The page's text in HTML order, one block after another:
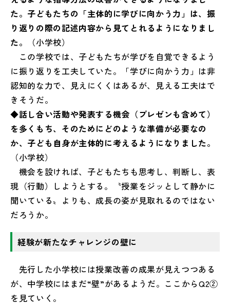
た。子どもたちの「主体的に学びに向かう力」は、振
り返りの際の記述内容から見てとれるようになりまし
た。
（小学校）
この学校では、子どもたちが学びを自覚できるよう
に振り返りを工夫していた。「学びに向かう力」は非
認知的な力で、見えにくくはあるが、見える工夫はで
きそうだ。
◆話し合い活動や発表する機会（プレゼンも含めて）
を多くもち、そのためにどのような準備が必要なの
か、子ども自身が主体的に考えるようになりました。
（小学校）
機会を設ければ、子どもたちも思考し、判断し、表
現（行動）しようとする。〝授業をジッとして静かに
聞いている〟よりも、成長の姿が見取れるのではない
だろうか。
経験が新たなチャレンジの壁に
先行した小学校には授業改善の成果が見えつつある
が、中学校にはまだ“壁”があるようだ。ここからQ2②
を見ていく。